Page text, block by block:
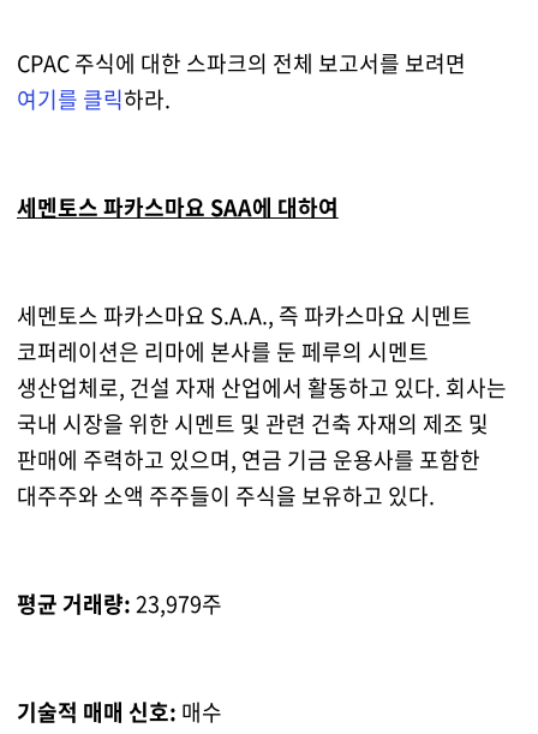
CPAC 주식에 대한 스파크의 전체 보고서를 보려면
여기를 클릭하라.
세멘토스 파카스마요 SAA에 대하여
세멘토스 파카스마요 S.A.A., 즉 파카스마요 시멘트
코퍼레이션은 리마에 본사를 둔 페루의 시멘트
생산업체로, 건설 자재 산업에서 활동하고 있다. 회사는
국내 시장을 위한 시멘트 및 관련 건축 자재의 제조 및
판매에 주력하고 있으며, 연금 기금 운용사를 포함한
대주주와 소액 주주들이 주식을 보유하고 있다.
평균 거래량:23,979주
기술적 매매 신호: 매수